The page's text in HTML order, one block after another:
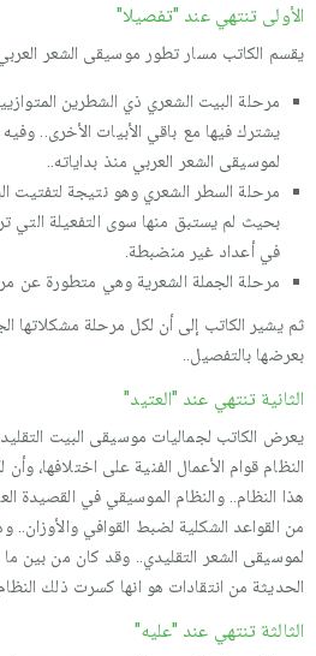
الأولى تنتهي عند "تفصيلا"
يقسم الكاتب مسار تطور موسيقى الشعر
مرحلة البيت الشعري ذي الشطرين
يشترك فيها مع باقي الأبيات الأخرى..
لموسيقى الشعر العربي منذ بداياته..
مرحلة السطر الشعري وهو نتيجة لتفتيت
بحيث لم يستبق منها سوى التفعيلة التي
في أعداد غير منضبطة.
مرحلة الجملة الشعرية وهي متطورة عن
ثم يشير الكاتب إلى أن لكل مرحلة مشكلاتها
بعرضها بالتفصيل..
الثانية تنتهي عند "العتيد"
يعرض الكاتب لجماليات موسيقى البيت
النظام قوام الأعمال الفنية على اختلافها،
هذا النظام.. والنظام الموسيقي في القصيدة
من القواعد الشكلية لضبط القوافي والأوزان..
لموسيقى الشعر التقليدي.. وقد كان من بين ما
الحديثة من انتقادات هو انها كسرت ذلك
الثالثة تنتهي عند "عليه"